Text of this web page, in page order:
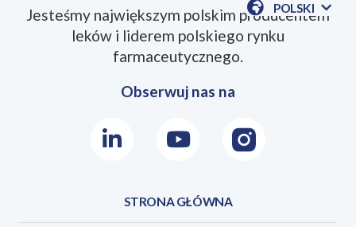
POLSKI
POKAŻ
Jesteśmy największym polskim producentem
leków i liderem polskiego rynku
farmaceutycznego.
Obserwuj nas na
LinkedInYoutubeInstagram
STRONA GŁÓWNA